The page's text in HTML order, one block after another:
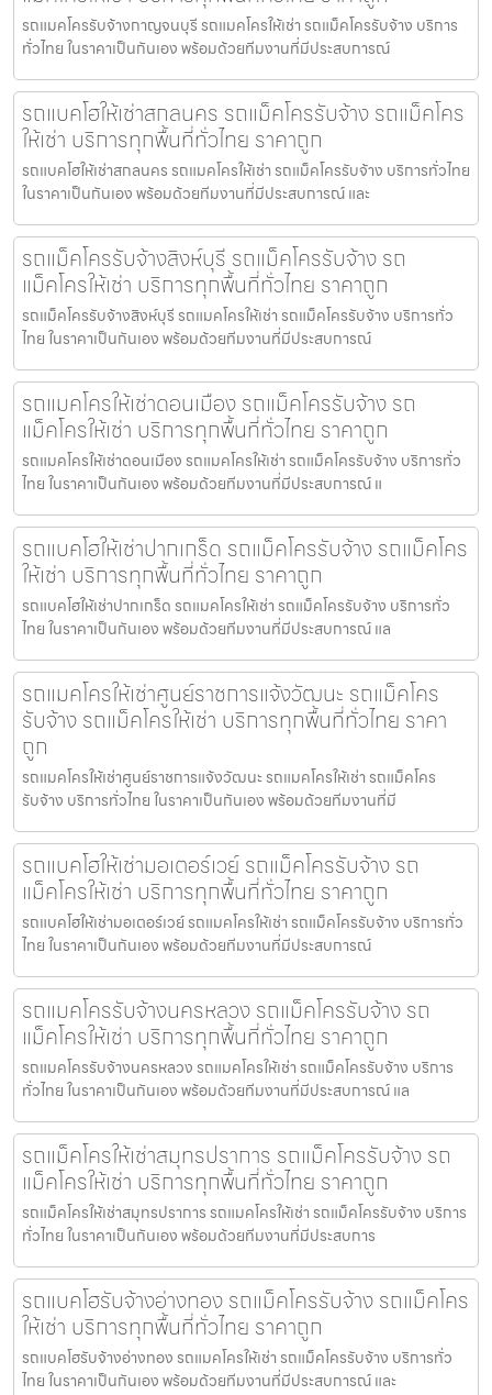
รถแมคโครรับจ้างกาญจนบุรี รถแมคโครให้เช่า รถแม็คโครรับจ้าง บริการ
ทั่วไทย ในราคาเป็นกันเอง พร้อมด้วยทีมงานที่มีประสบการณ์
รถแบคโฮให้เช่าสกลนคร รถแม็คโครรับจ้าง รถแม็คโคร
ให้เช่า บริการทุกพื้นที่ทั่วไทย ราคาถูก
รถแบคโฮให้เช่าสกลนคร รถแมคโครให้เช่า รถแม็คโครรับจ้าง บริการทั่วไทย
ในราคาเป็นกันเอง พร้อมด้วยทีมงานที่มีประสบการณ์ และ
รถแม็คโครรับจ้างสิงห์บุรี รถแม็คโครรับจ้าง รถ
แม็คโครให้เช่า บริการทุกพื้นที่ทั่วไทย ราคาถูก
รถแม็คโครรับจ้างสิงห์บุรี รถแมคโครให้เช่า รถแม็คโครรับจ้าง บริการทั่ว
ไทย ในราคาเป็นกันเอง พร้อมด้วยทีมงานที่มีประสบการณ์
รถแมคโครให้เช่าดอนเมือง รถแม็คโครรับจ้าง รถ
แม็คโครให้เช่า บริการทุกพื้นที่ทั่วไทย ราคาถูก
รถแมคโครให้เช่าดอนเมือง รถแมคโครให้เช่า รถแม็คโครรับจ้าง บริการทั่ว
ไทย ในราคาเป็นกันเอง พร้อมด้วยทีมงานที่มีประสบการณ์ แ
รถแบคโฮให้เช่าปากเกร็ด รถแม็คโครรับจ้าง รถแม็คโคร
ให้เช่า บริการทุกพื้นที่ทั่วไทย ราคาถูก
รถแบคโฮให้เช่าปากเกร็ด รถแมคโครให้เช่า รถแม็คโครรับจ้าง บริการทั่ว
ไทย ในราคาเป็นกันเอง พร้อมด้วยทีมงานที่มีประสบการณ์ แล
รถแมคโครให้เช่าศูนย์ราชการแจ้งวัฒนะ รถแม็คโคร
รับจ้าง รถแม็คโครให้เช่า บริการทุกพื้นที่ทั่วไทย ราคา
ถูก
รถแมคโครให้เช่าศูนย์ราชการแจ้งวัฒนะ รถแมคโครให้เช่า รถแม็คโคร
รับจ้าง บริการทั่วไทย ในราคาเป็นกันเอง พร้อมด้วยทีมงานที่มี
รถแบคโฮให้เช่ามอเตอร์เวย์ รถแม็คโครรับจ้าง รถ
แม็คโครให้เช่า บริการทุกพื้นที่ทั่วไทย ราคาถูก
รถแบคโฮให้เช่ามอเตอร์เวย์ รถแมคโครให้เช่า รถแม็คโครรับจ้าง บริการทั่ว
ไทย ในราคาเป็นกันเอง พร้อมด้วยทีมงานที่มีประสบการณ์
รถแมคโครรับจ้างนครหลวง รถแม็คโครรับจ้าง รถ
แม็คโครให้เช่า บริการทุกพื้นที่ทั่วไทย ราคาถูก
รถแมคโครรับจ้างนครหลวง รถแมคโครให้เช่า รถแม็คโครรับจ้าง บริการ
ทั่วไทย ในราคาเป็นกันเอง พร้อมด้วยทีมงานที่มีประสบการณ์ แล
รถแม็คโครให้เช่าสมุทรปราการ รถแม็คโครรับจ้าง รถ
แม็คโครให้เช่า บริการทุกพื้นที่ทั่วไทย ราคาถูก
รถแม็คโครให้เช่าสมุทรปราการ รถแมคโครให้เช่า รถแม็คโครรับจ้าง บริการ
ทั่วไทย ในราคาเป็นกันเอง พร้อมด้วยทีมงานที่มีประสบการ
รถแบคโฮรับจ้างอ่างทอง รถแม็คโครรับจ้าง รถแม็คโคร
ให้เช่า บริการทุกพื้นที่ทั่วไทย ราคาถูก
รถแบคโฮรับจ้างอ่างทอง รถแมคโครให้เช่า รถแม็คโครรับจ้าง บริการทั่ว
ไทย ในราคาเป็นกันเอง พร้อมด้วยทีมงานที่มีประสบการณ์ และ